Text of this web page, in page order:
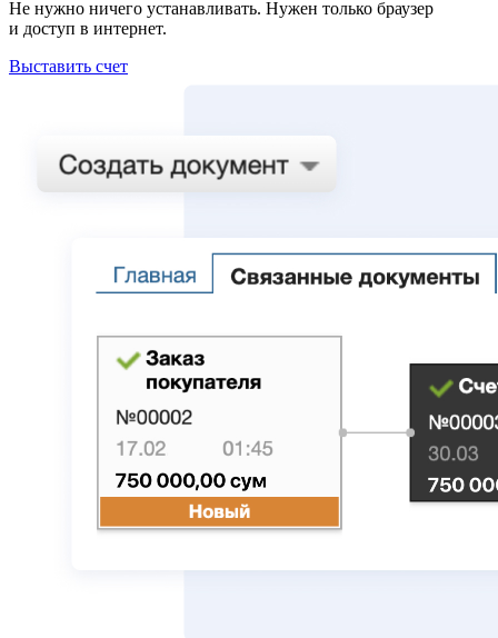
Не нужно ничего устанавливать. Нужен только браузер
и доступ в интернет.
Выставить счет